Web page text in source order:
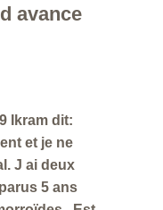
avance
Ikram dit:
et je ne
J ai deux
5 ans